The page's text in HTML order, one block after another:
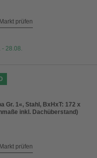
prüfen
- 28.08.
Gr. 1«, Stahl, BxHxT: 172 x
inkl. Dachüberstand)
prüfen